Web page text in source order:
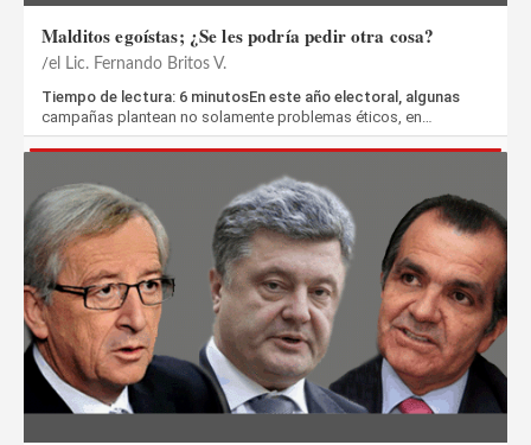
Malditos egoístas; ¿Se les podría pedir otra cosa?
el Lic. Fernando Britos V.
Tiempo de lectura: 6 minutosEn este año electoral, algunas
campañas plantean no solamente problemas éticos, en…